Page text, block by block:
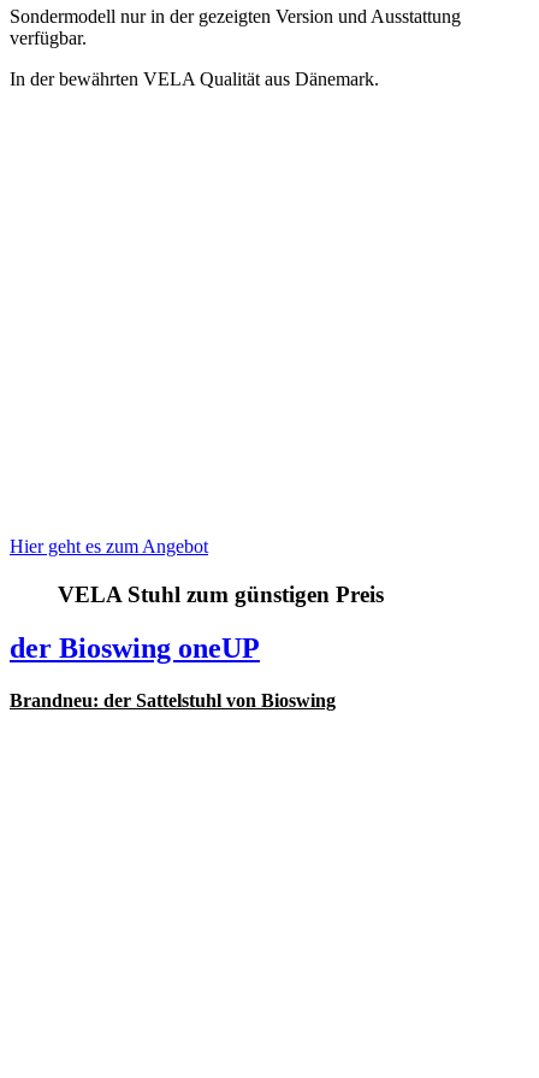
Sondermodell nur in der gezeigten Version und Ausstattung
verfügbar.
In der bewährten VELA Qualität aus Dänemark.
Hier geht es zum Angebot
VELA Stuhl zum günstigen Preis
der Bioswing oneUP
Brandneu: der Sattelstuhl von Bioswing